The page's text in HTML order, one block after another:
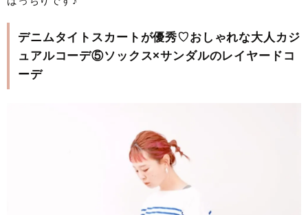
デニムタイトスカートが優秀♡おしゃれな大人カジ
ュアルコーデ⑤ソックス×サンダルのレイヤードコ
ーデ